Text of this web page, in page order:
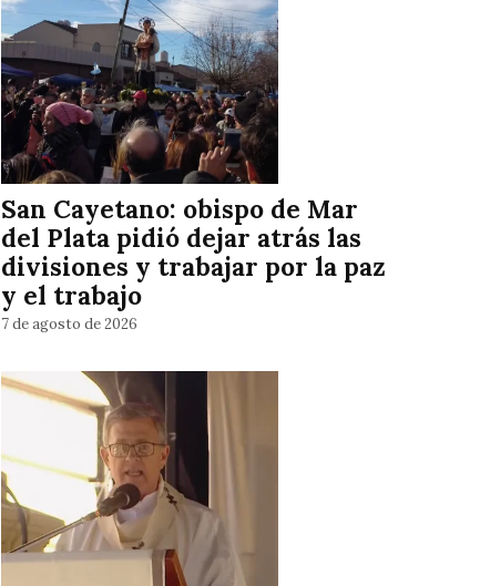
San Cayetano: obispo de Mar
del Plata pidió dejar atrás las
divisiones y trabajar por la paz
y el trabajo
7 de agosto de 2026